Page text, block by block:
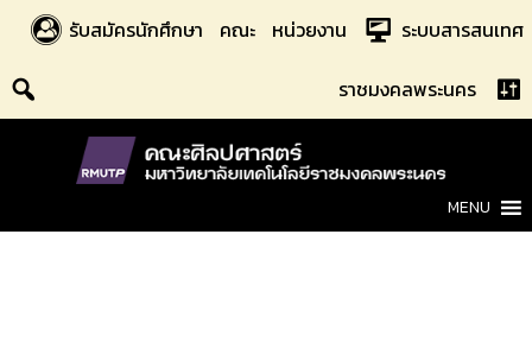
content
รับสมัครนักศึกษา คณะ หน่วยงาน ระบบสารสนเทศ
ราชมงคลพระนคร
MENU